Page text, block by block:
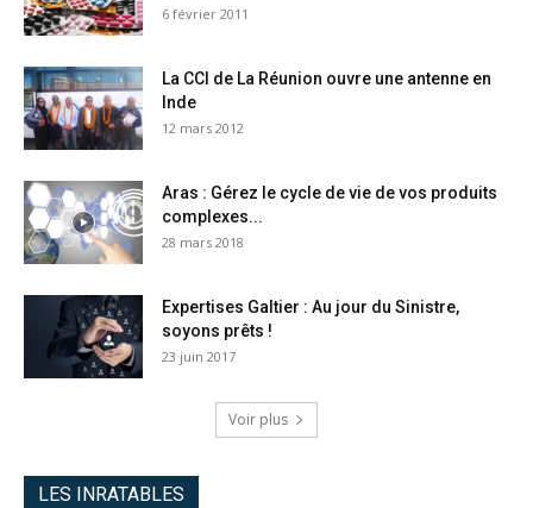
6 février 2011
La CCI de La Réunion ouvre une antenne en
Inde
12 mars 2012
Aras : Gérez le cycle de vie de vos produits
complexes...
28 mars 2018
Expertises Galtier : Au jour du Sinistre,
soyons prêts !
23 juin 2017
Voir plus
LES INRATABLES